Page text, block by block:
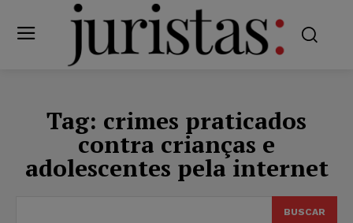
Tag: crimes praticados
contra crianças e
adolescentes pela internet
BUSCAR